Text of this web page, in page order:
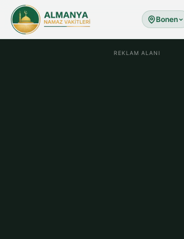
Bonen
REKLAM ALANI